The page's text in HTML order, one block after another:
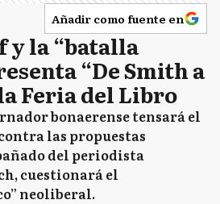
Añadir como fuente en
la “batalla
“De Smith a
Feria del Libro
bonaerense tensará el
las propuestas
del periodista
cuestionará el
neoliberal.